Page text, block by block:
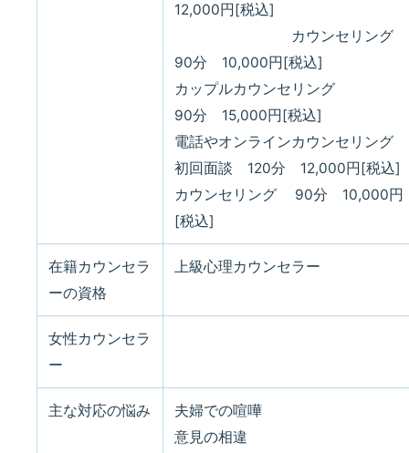
12,000円[税込]
カウンセリング
90分 10,000円[税込]
カップルカウンセリング
90分 15,000円[税込]
電話やオンラインカウンセリング
初回面談 120分 12,000円[税込]
カウンセリング 90分 10,000円
[税込]
在籍カウンセラ
ーの資格
上級心理カウンセラー
女性カウンセラ
ー
主な対応の悩み
夫婦での喧嘩
意見の相違